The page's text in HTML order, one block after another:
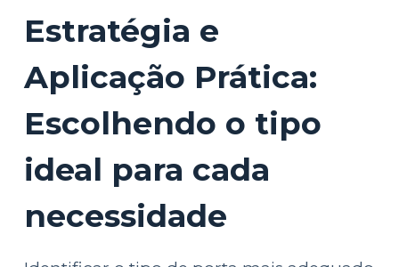
Estratégia e
Aplicação Prática:
Escolhendo o tipo
ideal para cada
necessidade